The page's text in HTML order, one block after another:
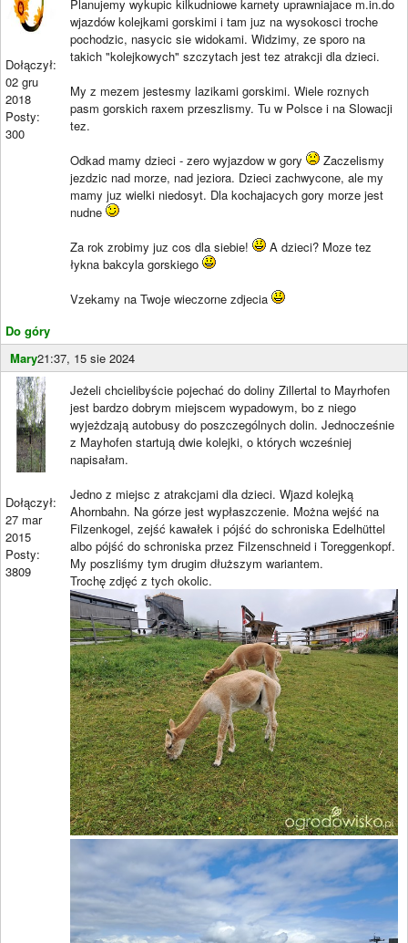
Dołączył:
02 gru
2018
Posty:
300
Do góry
Planujemy wykupic kilkudniowe karnety uprawniajace m.in.do
wjazdów kolejkami gorskimi i tam juz na wysokosci troche
pochodzic, nasycic sie widokami. Widzimy, ze sporo na
takich "kolejkowych" szczytach jest tez atrakcji dla dzieci.
My z mezem jestesmy lazikami gorskimi. Wiele roznych
pasm gorskich raxem przeszlismy. Tu w Polsce i na Slowacji
tez.
Odkad mamy dzieci - zero wyjazdow w gory
Zaczelismy
jezdzic nad morze, nad jeziora. Dzieci zachwycone, ale my
mamy juz wielki niedosyt. Dla kochajacych gory morze jest
nudne
Za rok zrobimy juz cos dla siebie!
A dzieci? Moze tez
łykna bakcyla gorskiego
Vzekamy na Twoje wieczorne zdjecia
Mary21:37, 15 sie 2024
Dołączył:
27 mar
2015
Posty:
3809
Jeżeli chcielibyście pojechać do doliny Zillertal to Mayrhofen
jest bardzo dobrym miejscem wypadowym, bo z niego
wyjeżdzają autobusy do poszczególnych dolin. Jednocześnie
z Mayhofen startują dwie kolejki, o których wcześniej
napisałam.
Jedno z miejsc z atrakcjami dla dzieci. Wjazd kolejką
Ahornbahn. Na górze jest wypłaszczenie. Można wejść na
Filzenkogel, zejść kawałek i pójść do schroniska Edelhüttel
albo pójść do schroniska przez Filzenschneid i Toreggenkopf.
My poszliśmy tym drugim dłuższym wariantem.
Trochę zdjęć z tych okolic.